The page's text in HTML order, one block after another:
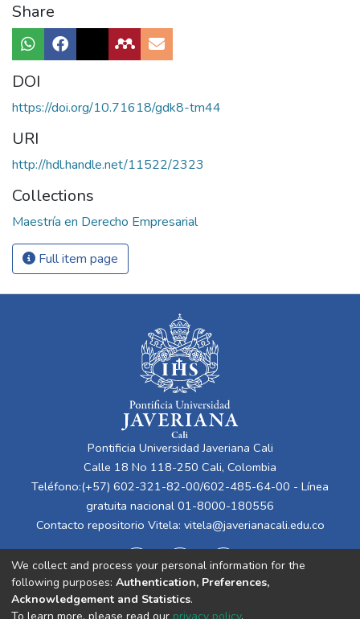
Share
DOI
https://doi.org/10.71618/gdk8-tm44
URI
http://hdl.handle.net/11522/2323
Collections
Maestría en Derecho Empresarial
Full item page
Pontificia Universidad Javeriana Cali
Calle 18 No 118-250 Cali, Colombia
Teléfono:(+57) 602-321-82-00/602-485-64-00 - Línea
gratuita nacional 01-8000-180556
Contacto repositorio Vitela: vitela@javerianacali.edu.co
We collect and process your personal information for the
following purposes: Authentication, Preferences,
Acknowledgement and Statistics.